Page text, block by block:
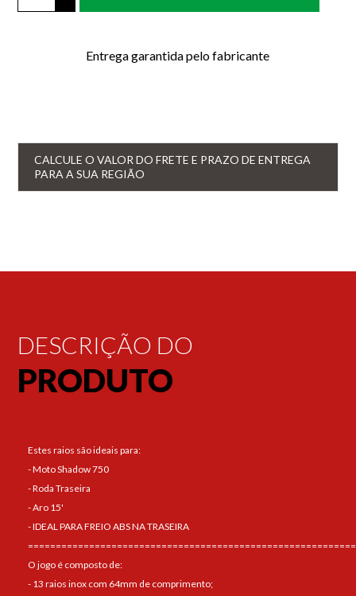
Entrega garantida pelo fabricante
CALCULE O VALOR DO FRETE E PRAZO DE ENTREGA
PARA A SUA REGIÃO
DESCRIÇÃO DO
PRODUTO
Estes raios são ideais para:
- Moto Shadow 750
- Roda Traseira
- Aro 15'
- IDEAL PARA FREIO ABS NA TRASEIRA
O jogo é composto de:
- 13 raios inox com 64mm de comprimento;